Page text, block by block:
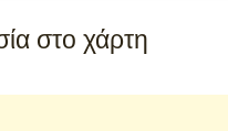
στο χάρτη